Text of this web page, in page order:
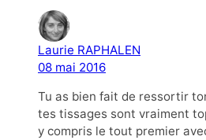
Laurie RAPHALEN
08 mai 2016
Tu as bien fait de ressortir
tes tissages sont vraiment
y compris le tout premier